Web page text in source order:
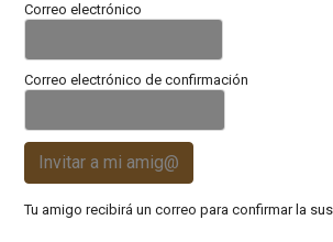
Correo electrónico
Correo electrónico de confirmación
Invitar a mi amig@
Tu amigo recibirá un correo para confirmar la